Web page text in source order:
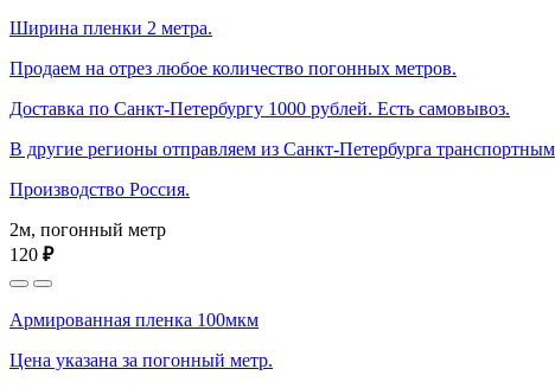
Ширина пленки 2 метра.
Продаем на отрез любое количество погонных метров.
Доставка по Санкт-Петербургу 1000 рублей. Есть самовывоз.
В другие регионы отправляем из Санкт-Петербурга
Производство Россия.
2м, погонный метр
120 ₽
Армированная пленка 100мкм
Цена указана за погонный метр.